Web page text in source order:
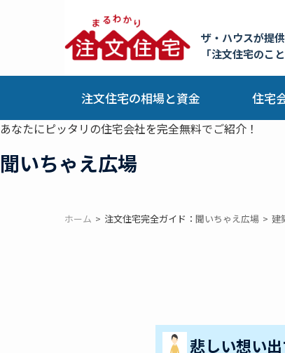
ザ・ハウスが提
「注文住宅のこ
注文住宅の相場と資金 住宅
あなたにピッタリの住宅会社を完全無料でご紹介！
聞いちゃえ広場
ホーム 注文住宅完全ガイド： 聞いちゃえ広場 建
悲しい想い出